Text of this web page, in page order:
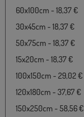
60x100cm - 18,37 €
30x45cm - 18,37 €
50x75cm - 18,37 €
15x20cm - 18,37 €
100x150cm - 29,02 €
120x180cm - 37,67 €
150x250cm - 58,56 €